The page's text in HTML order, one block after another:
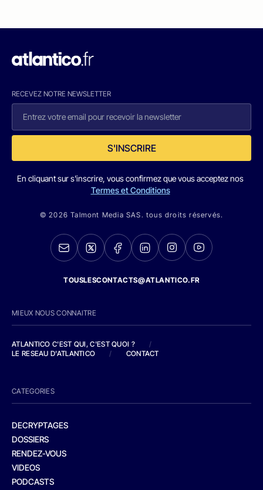
RECEVEZ NOTRE NEWSLETTER
S'INSCRIRE
En cliquant sur s'inscrire, vous confirmez que vous acceptez nos
Termes et Conditions
© 2026 Talmont Media SAS. tous droits réservés.
TOUSLESCONTACTS@ATLANTICO.FR
MIEUX NOUS CONNAITRE
ATLANTICO C'EST QUI, C'EST QUOI ?
/
LE RESEAU D'ATLANTICO
/ CONTACT
CATEGORIES
DECRYPTAGES
DOSSIERS
RENDEZ-VOUS
VIDEOS
PODCASTS